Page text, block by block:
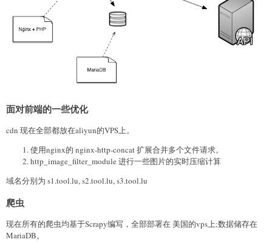
面对前端的一些优化
cdn 现在全部都放在aliyun的VPS上。
使用nginx的 nginx-http-concat 扩展合并多个文件请求。
http_image_filter_module 进行一些图片的实时压缩计算
域名分别为 s1.tool.lu, s2.tool.lu, s3.tool.lu
爬虫
现在所有的爬虫均基于Scrapy编写，全部部署在 美国的vps上;数据储存在
MariaDB。